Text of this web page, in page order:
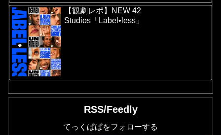
【観劇レポ】NEW 42
Studios「Label•less」
RSS/Feedly
てっくぱぱをフォローする